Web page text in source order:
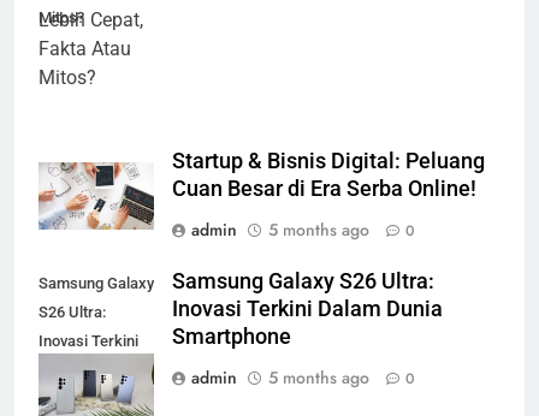
Mitos?
Startup & Bisnis Digital: Peluang
Cuan Besar di Era Serba Online!
admin
5 months ago 0
Samsung Galaxy
S26 Ultra:
Inovasi Terkini
dalam Dunia
Smartphone
Samsung Galaxy S26 Ultra:
Inovasi Terkini Dalam Dunia
Smartphone
admin
5 months ago 0